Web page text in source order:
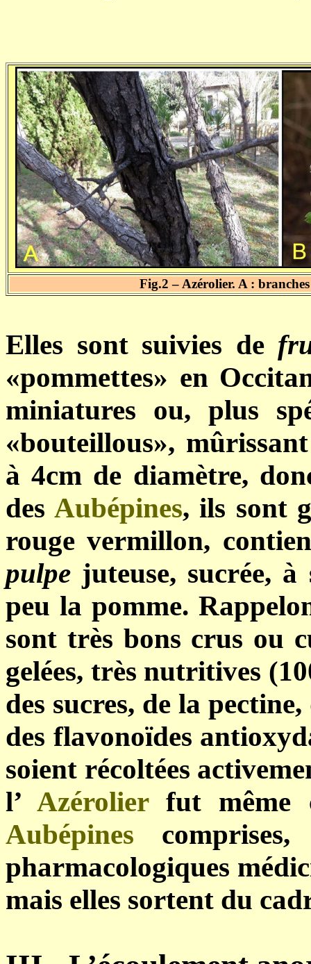
Fig.2 – Azérolier. A :
Elles sont suivies de
«pommettes» en
miniatures ou, plus
«bouteillous»,
à 4cm de diamètre,
des Aubépines, ils sont
rouge vermillon,
pulpe juteuse, sucrée,
peu la pomme.
sont très bons crus ou
gelées, très nutritives
des sucres, de la
des flavonoïdes
soient récoltées
l’Azérolierfut même
Aubépines
pharmacologiques
mais elles sortent du